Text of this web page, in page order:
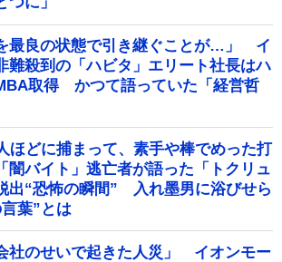
最良の状態で引き継ぐことが…」 イ
難殺到の「ハビタ」エリート社長はハ
取得 かつて語っていた「経営哲
ほどに捕まって、素手や棒でめった打
バイト」逃亡者が語った「トクリュ
出“恐怖の瞬間” 入れ墨男に浴びせら
葉”とは
社のせいで起きた人災」 イオンモー